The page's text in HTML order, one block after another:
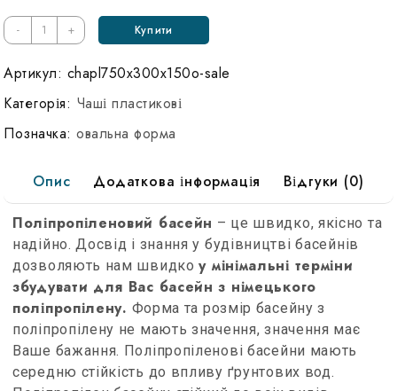
- + Купити
Артикул: chapl750x300x150o-sale
Категорія: Чаші пластикові
Позначка: овальна форма
Опис Додаткова інформація Відгуки (0)
Поліпропіленовий басейн – це швидко, якісно та
надійно. Досвід і знання у будівництві басейнів
дозволяють нам швидкоу мінімальні терміни
збудувати для Вас басейн з німецького
поліпропілену. Форма та розмір басейну з
поліпропілену не мають значення, значення має
Ваше бажання. Поліпропіленові басейни мають
середню стійкість до впливу ґрунтових вод.